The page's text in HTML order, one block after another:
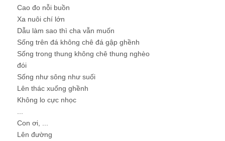
Cao đo nỗi buồn
Xa nuôi chí lớn
Dẫu làm sao thì cha vẫn muốn
Sống trên đá không chê đá gập ghềnh
Sống trong thung không chê thung nghèo
đói
Sống như sông như suối
Lên thác xuống ghềnh
Không lo cực nhọc
Con ơi, ...
Lên đường